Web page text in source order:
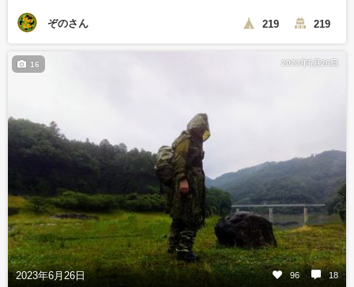
ぞのさん 219 219
2023年6月26日
2023年6月26日 96 18
16